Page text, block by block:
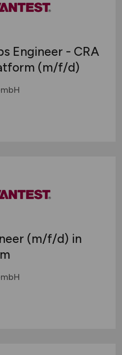
Engineer - CRA
(m/f/d)
(m/f/d) in